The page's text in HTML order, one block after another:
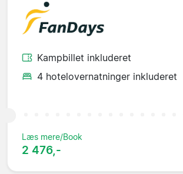
Kampbillet inkluderet
4 hotelovernatninger inkluderet
Læs mere/Book
2 476,-